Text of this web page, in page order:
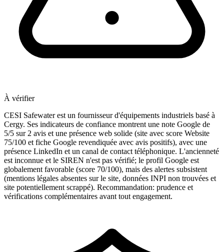
À vérifier
CESI Safewater est un fournisseur d'équipements industriels basé à
Cergy. Ses indicateurs de confiance montrent une note Google de
5/5 sur 2 avis et une présence web solide (site avec score Website
75/100 et fiche Google revendiquée avec avis positifs), avec une
présence LinkedIn et un canal de contact téléphonique. L'ancienneté
est inconnue et le SIREN n'est pas vérifié; le profil Google est
globalement favorable (score 70/100), mais des alertes subsistent
(mentions légales absentes sur le site, données INPI non trouvées et
site potentiellement scrappé). Recommandation: prudence et
vérifications complémentaires avant tout engagement.